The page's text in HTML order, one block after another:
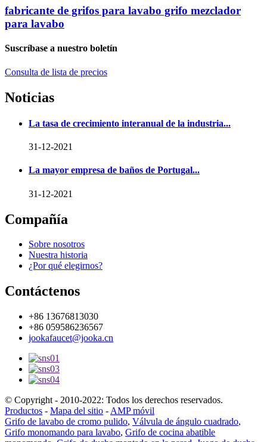
fabricante de grifos para lavabo grifo mezclador
para lavabo
Suscríbase a nuestro boletín
Consulta de lista de precios
Noticias
La tasa de crecimiento interanual de la industria...
31-12-2021
La mayor empresa de baños de Portugal...
31-12-2021
Compañía
Sobre nosotros
Nuestra historia
¿Por qué elegirnos?
Contáctenos
+86 13676813030
+86 059586236567
jookafaucet@jooka.cn
© Copyright - 2010-2022: Todos los derechos reservados.
Productos - Mapa del sitio - AMP móvil
Grifo de lavabo de cromo pulido, Válvula de ángulo cuadrado,
Grifo monomando para lavabo, Grifo de cocina abatible